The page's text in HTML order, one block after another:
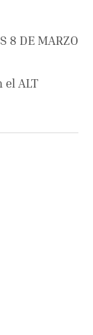
8 DE MARZO
ALT